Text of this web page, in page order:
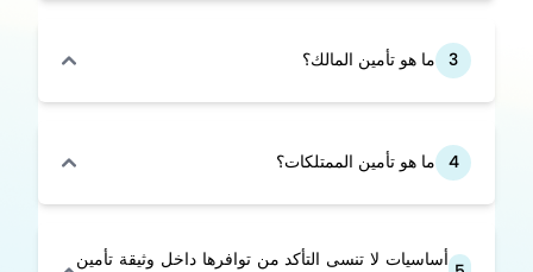
3 ما هو تأمين المالك؟
4 ما هو تأمين الممتلكات؟
أساسيات لا تنسى التأكد من توافرها داخل وثيقة تأمين